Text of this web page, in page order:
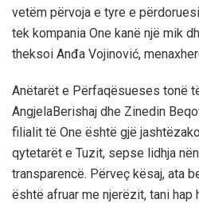
vetëm përvoja e tyre e
tek kompania One kanë një mik
theksoi Anđa Vojinović,
Anëtarët e Përfaqësueses tonë
AngjelaBerishaj dhe Zinedin Be
filialit të One është gjë jashtëzak
qytetarët e Tuzit, sepse lidhja
transparencë. Përveç kësaj, ata
është afruar me njerëzit, tani